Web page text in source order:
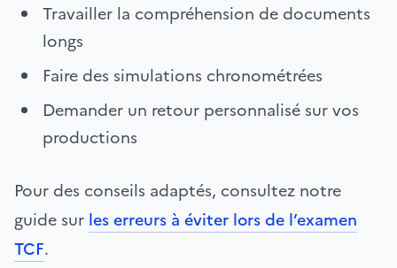
Travailler la compréhension de documents
longs
Faire des simulations chronométrées
Demander un retour personnalisé sur vos
productions
Pour des conseils adaptés, consultez notre
guide sur les erreurs à éviter lors de l’examen
TCF.